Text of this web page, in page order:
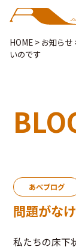
HOME> お知らせ
いのです
あべブログ
問題がな
私たちの床下